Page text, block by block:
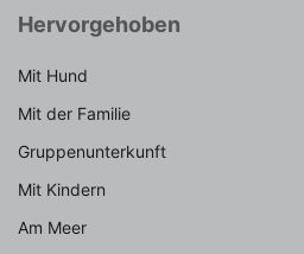
Hervorgehoben
Mit Hund
Mit der Familie
Gruppenunterkunft
Mit Kindern
Am Meer